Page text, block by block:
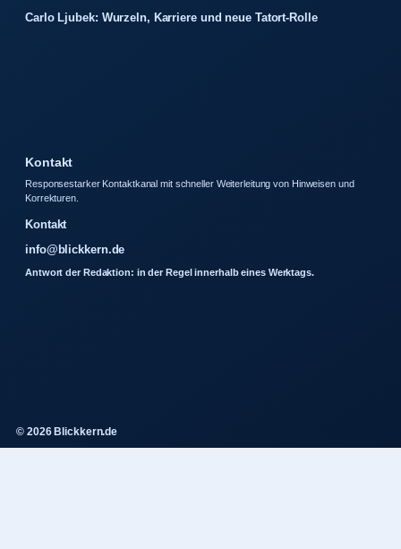
Carlo Ljubek: Wurzeln, Karriere und neue Tatort-Rolle
Kontakt
Responsestarker Kontaktkanal mit schneller Weiterleitung von Hinweisen und
Korrekturen.
Kontakt
info@blickkern.de
Antwort der Redaktion: in der Regel innerhalb eines Werktags.
© 2026 Blickkern.de